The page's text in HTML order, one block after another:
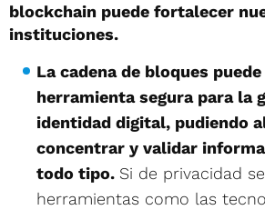
blockchain puede fortalecer
instituciones.
La cadena de bloques
herramienta segura para la
identidad digital, pudiendo
concentrar y validar
todo tipo. Si de privacidad
herramientas como las